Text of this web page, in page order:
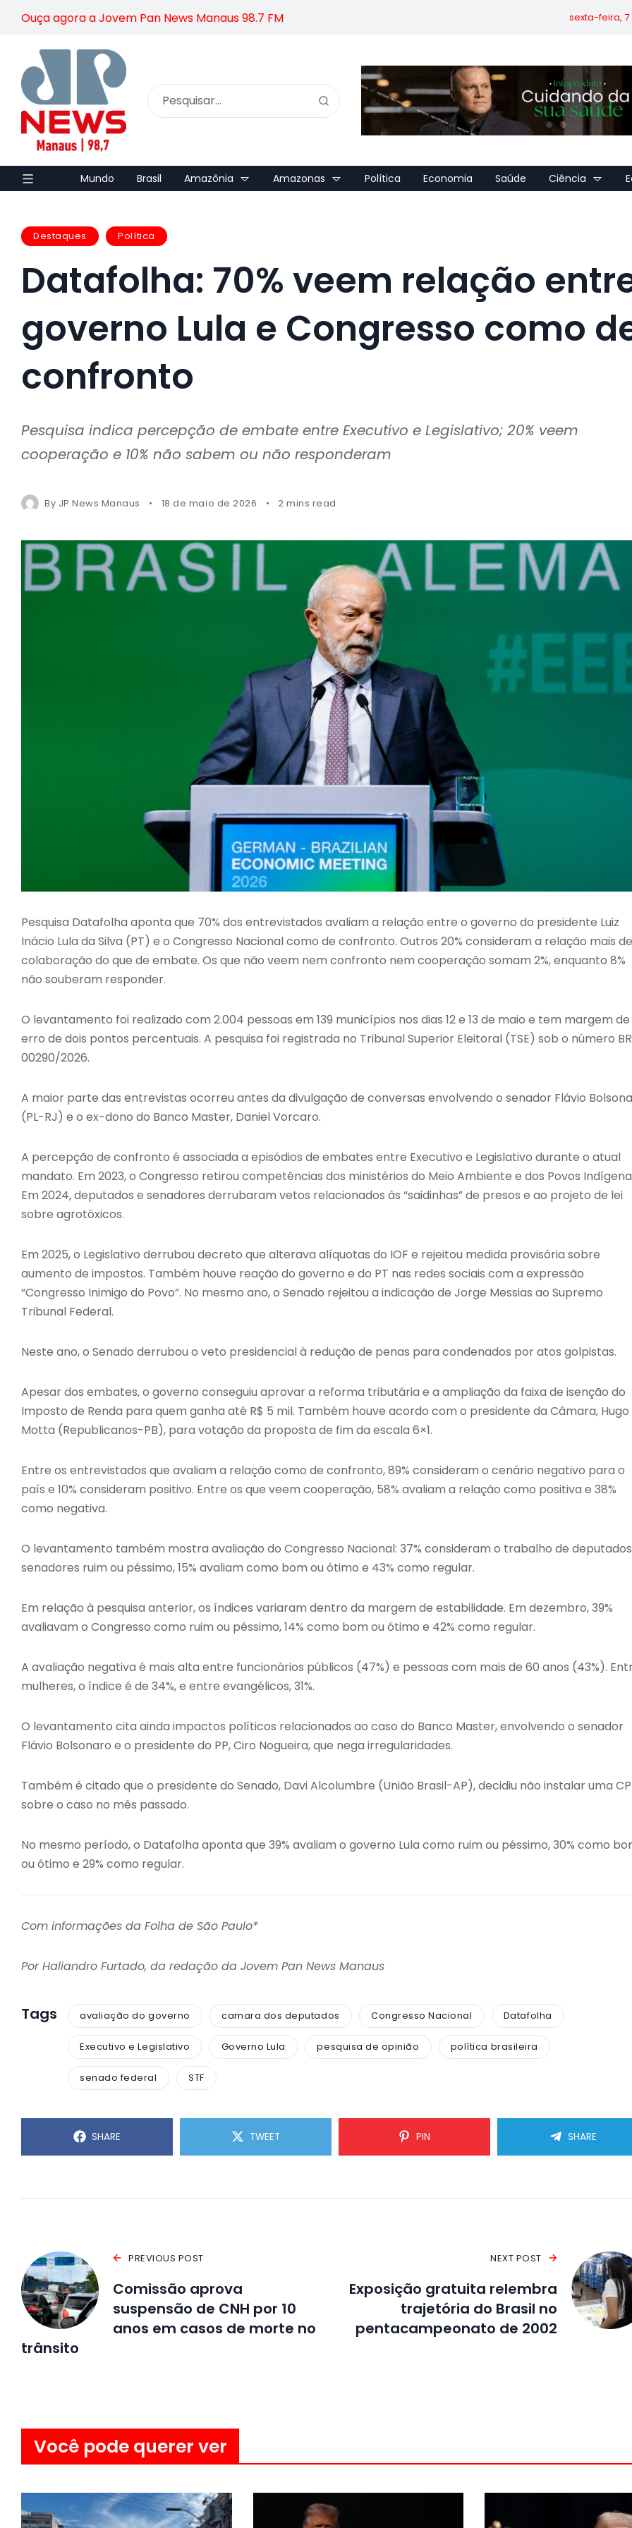
Ouça agora a Jovem Pan News Manaus 98.7 FM sexta-feira, 7
Mundo Brasil Amazônia Amazonas Política Economia Saúde Ciência
Destaques Política
Datafolha: 70% veem relação
governo Lula e Congresso como
confronto
Pesquisa indica percepção de embate entre Executivo e Legislativo; 20% veem
cooperação e 10% não sabem ou não responderam
By JP News Manaus 18 de maio de 2026 2 mins read
Pesquisa Datafolha aponta que 70% dos entrevistados avaliam a relação entre o governo do presidente Luiz
Inácio Lula da Silva (PT) e o Congresso Nacional como de confronto. Outros 20% consideram a relação mais de
colaboração do que de embate. Os que não veem nem confronto nem cooperação somam 2%, enquanto 8%
não souberam responder.
O levantamento foi realizado com 2.004 pessoas em 139 municípios nos dias 12 e 13 de maio e tem margem de
erro de dois pontos percentuais. A pesquisa foi registrada no Tribunal Superior Eleitoral (TSE) sob o número
00290/2026.
A maior parte das entrevistas ocorreu antes da divulgação de conversas envolvendo o senador Flávio
(PL-RJ) e o ex-dono do Banco Master, Daniel Vorcaro.
A percepção de confronto é associada a episódios de embates entre Executivo e Legislativo durante o atual
mandato. Em 2023, o Congresso retirou competências dos ministérios do Meio Ambiente e dos Povos
Em 2024, deputados e senadores derrubaram vetos relacionados às “saidinhas” de presos e ao projeto de lei
sobre agrotóxicos.
Em 2025, o Legislativo derrubou decreto que alterava alíquotas do IOF e rejeitou medida provisória sobre
aumento de impostos. Também houve reação do governo e do PT nas redes sociais com a expressão
“Congresso Inimigo do Povo”. No mesmo ano, o Senado rejeitou a indicação de Jorge Messias ao Supremo
Tribunal Federal.
Neste ano, o Senado derrubou o veto presidencial à redução de penas para condenados por atos golpistas.
Apesar dos embates, o governo conseguiu aprovar a reforma tributária e a ampliação da faixa de isenção do
Imposto de Renda para quem ganha até R$ 5 mil. Também houve acordo com o presidente da Câmara, Hugo
Motta (Republicanos-PB), para votação da proposta de fim da escala 6×1.
Entre os entrevistados que avaliam a relação como de confronto, 89% consideram o cenário negativo para o
país e 10% consideram positivo. Entre os que veem cooperação, 58% avaliam a relação como positiva e 38%
como negativa.
O levantamento também mostra avaliação do Congresso Nacional: 37% consideram o trabalho de
senadores ruim ou péssimo, 15% avaliam como bom ou ótimo e 43% como regular.
Em relação à pesquisa anterior, os índices variaram dentro da margem de estabilidade. Em dezembro, 39%
avaliavam o Congresso como ruim ou péssimo, 14% como bom ou ótimo e 42% como regular.
A avaliação negativa é mais alta entre funcionários públicos (47%) e pessoas com mais de 60 anos (43%).
mulheres, o índice é de 34%, e entre evangélicos, 31%.
O levantamento cita ainda impactos políticos relacionados ao caso do Banco Master, envolvendo o senador
Flávio Bolsonaro e o presidente do PP, Ciro Nogueira, que nega irregularidades.
Também é citado que o presidente do Senado, Davi Alcolumbre (União Brasil-AP), decidiu não instalar uma
sobre o caso no mês passado.
No mesmo período, o Datafolha aponta que 39% avaliam o governo Lula como ruim ou péssimo, 30% como
ou ótimo e 29% como regular.
Com informações da Folha de São Paulo*
Por Haliandro Furtado, da redação da Jovem Pan News Manaus
Tags avaliação do governo camara dos deputados Congresso Nacional Datafolha
Executivo e Legislativo Governo Lula pesquisa de opinião política brasileira
senado federal STF
SHARE TWEET PIN SHARE
PREVIOUS POST
Comissão aprova
suspensão de CNH por 10
anos em casos de morte no
trânsito
NEXT POST
Exposição gratuita relembra
trajetória do Brasil no
pentacampeonato de 2002
Você pode querer ver